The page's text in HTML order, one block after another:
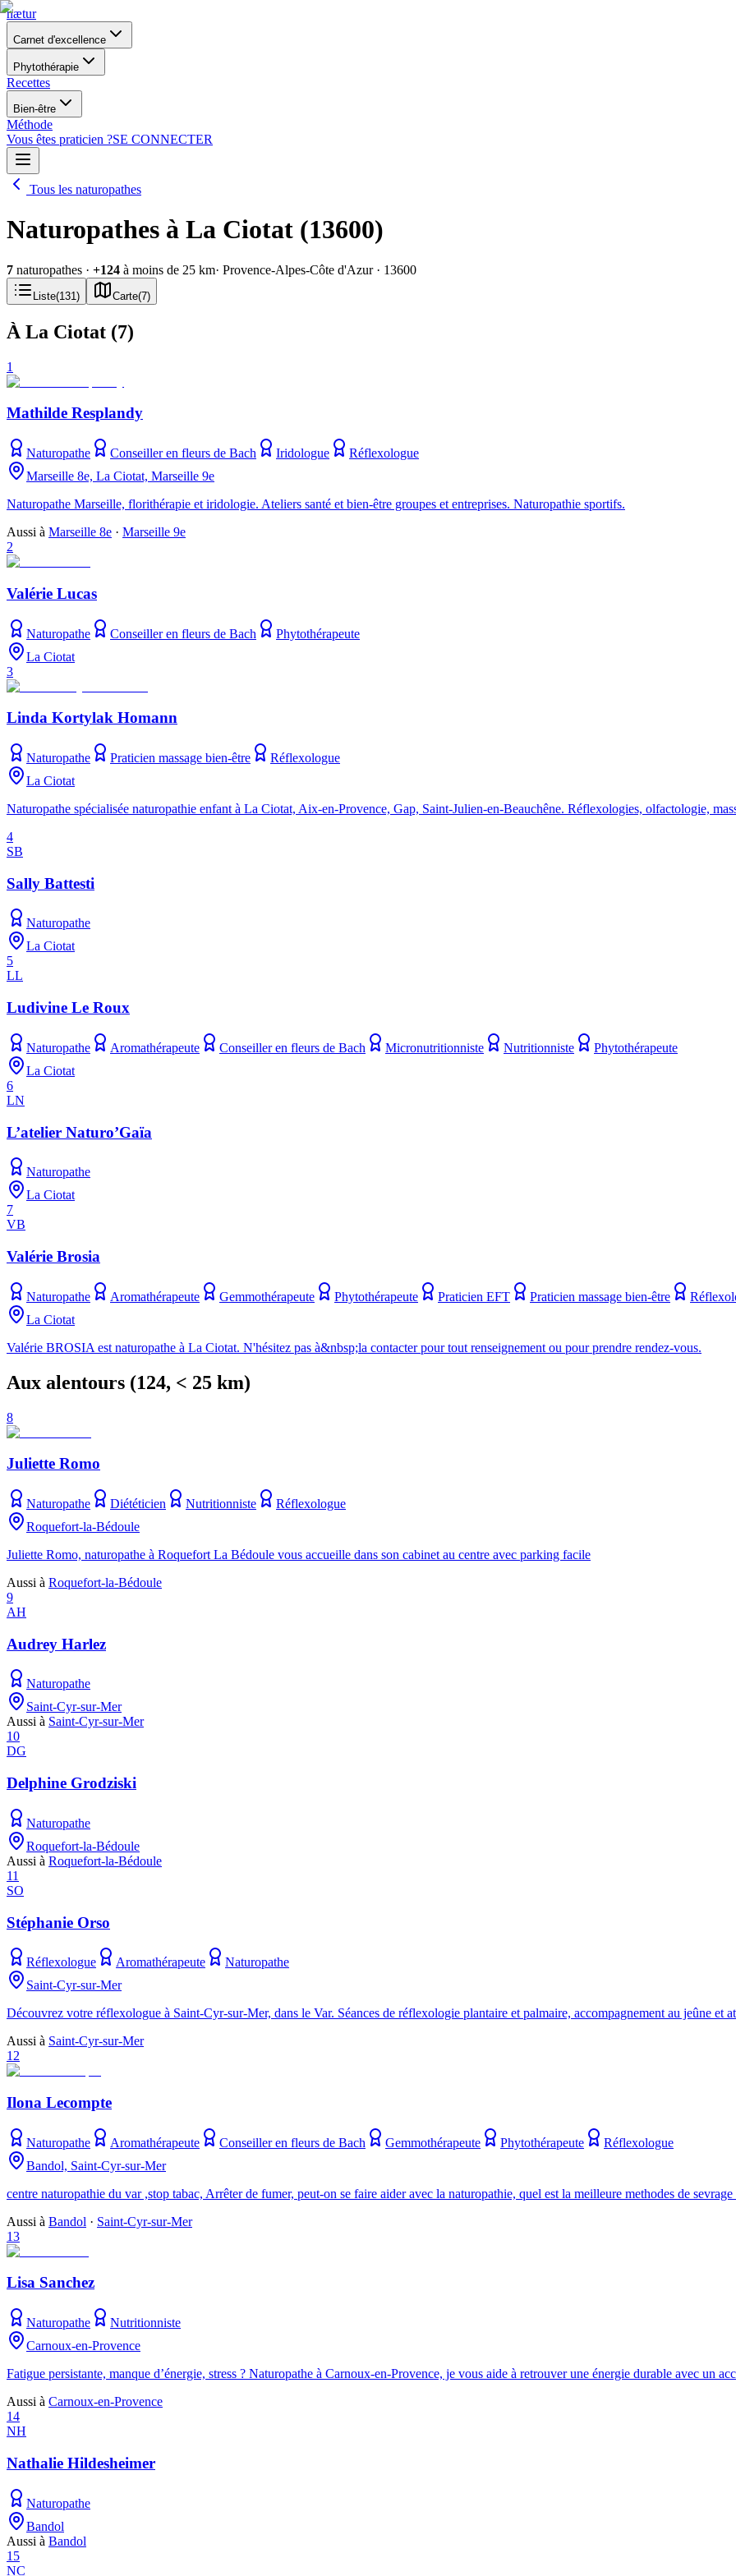
nætur
Carnet d'excellence
Phytothérapie
Recettes
Bien-être
Méthode
Vous êtes praticien ?SE CONNECTER
Tous les naturopathes
Naturopathes à La Ciotat (13600)
7 naturopathes · +124 à moins de 25 km· Provence-Alpes-Côte d'Azur· 13600
Liste(131 ) Carte(7)
À La Ciotat (7)
1
Mathilde Resplandy
Naturopathe Conseiller en fleurs de Bach Iridologue
Réflexologue
Marseille 8e, La Ciotat, Marseille 9e
Naturopathe Marseille, florithérapie et iridologie. Ateliers santé et bien-être groupes et entreprises. Naturopathie sportifs.
Aussi à Marseille 8e · Marseille 9e
2
Valérie Lucas
Naturopathe Conseiller en fleurs de Bach
Phytothérapeute
La Ciotat
3
Linda Kortylak Homann
Naturopathe Praticien massage bien-être
Réflexologue
La Ciotat
Naturopathe spécialisée naturopathie enfant à La Ciotat, Aix-en-Provence, Gap, Saint-Julien-en-Beauchêne. Réflexologies, olfactologie,
4
SB
Sally Battesti
Naturopathe
La Ciotat
5
LL
Ludivine Le Roux
Naturopathe Aromathérapeute Conseiller en fleurs de Bach Micronutritionniste Nutritionniste
Phytothérapeute
La Ciotat
6
LN
L’atelier Naturo’Gaïa
Naturopathe
La Ciotat
7
VB
Valérie Brosia
Naturopathe Aromathérapeute Gemmothérapeute Phytothérapeute Praticien EFT Praticien massage bien-être
La Ciotat
Valérie BROSIA est naturopathe à La Ciotat. N'hésitez pas à&nbsp;la contacter pour tout renseignement ou pour prendre rendez-vous.
Aux alentours (124, < 25 km)
8
Juliette Romo
Naturopathe Diététicien Nutritionniste
Réflexologue
Roquefort-la-Bédoule
Juliette Romo, naturopathe à Roquefort La Bédoule vous accueille dans son cabinet au centre avec parking facile
Aussi à Roquefort-la-Bédoule
9
AH
Audrey Harlez
Naturopathe
Saint-Cyr-sur-Mer
Aussi à Saint-Cyr-sur-Mer
10
DG
Delphine Grodziski
Naturopathe
Roquefort-la-Bédoule
Aussi à Roquefort-la-Bédoule
11
SO
Stéphanie Orso
Réflexologue Aromathérapeute
Naturopathe
Saint-Cyr-sur-Mer
Découvrez votre réflexologue à Saint-Cyr-sur-Mer, dans le Var. Séances de réflexologie plantaire et palmaire, accompagnement au jeûne et
Aussi à Saint-Cyr-sur-Mer
12
Ilona Lecompte
Naturopathe Aromathérapeute Conseiller en fleurs de Bach Gemmothérapeute Phytothérapeute
Réflexologue
Bandol, Saint-Cyr-sur-Mer
centre naturopathie du var ,stop tabac, Arrêter de fumer, peut-on se faire aider avec la naturopathie, quel est la meilleure methodes de
Aussi à Bandol · Saint-Cyr-sur-Mer
13
Lisa Sanchez
Naturopathe
Nutritionniste
Carnoux-en-Provence
Fatigue persistante, manque d’énergie, stress ? Naturopathe à Carnoux-en-Provence, je vous aide à retrouver une énergie durable avec un
Aussi à Carnoux-en-Provence
14
NH
Nathalie Hildesheimer
Naturopathe
Bandol
Aussi à Bandol
15
NC